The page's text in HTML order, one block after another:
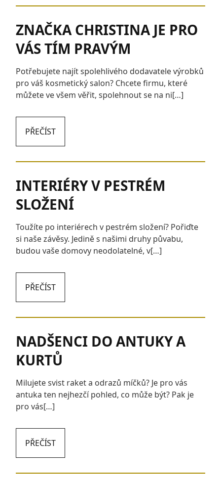
ZNAČKA CHRISTINA JE PRO
VÁS TÍM PRAVÝM
Potřebujete najít spolehlivého dodavatele výrobků
pro váš kosmetický salon? Chcete firmu, které
můžete ve všem věřit, spolehnout se na ni[…]
PŘEČÍST
INTERIÉRY V PESTRÉM
SLOŽENÍ
Toužíte po interiérech v pestrém složení? Pořiďte
si naše závěsy. Jedině s našimi druhy půvabu,
budou vaše domovy neodolatelné, v[…]
PŘEČÍST
NADŠENCI DO ANTUKY A
KURTŮ
Milujete svist raket a odrazů míčků? Je pro vás
antuka ten nejhezčí pohled, co může být? Pak je
pro vás[…]
PŘEČÍST